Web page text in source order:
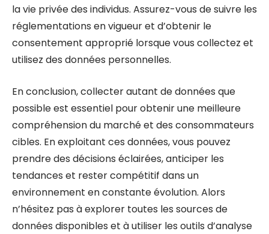
la vie privée des individus. Assurez-vous de suivre les
réglementations en vigueur et d’obtenir le
consentement approprié lorsque vous collectez et
utilisez des données personnelles.
En conclusion, collecter autant de données que
possible est essentiel pour obtenir une meilleure
compréhension du marché et des consommateurs
cibles. En exploitant ces données, vous pouvez
prendre des décisions éclairées, anticiper les
tendances et rester compétitif dans un
environnement en constante évolution. Alors
n’hésitez pas à explorer toutes les sources de
données disponibles et à utiliser les outils d’analyse